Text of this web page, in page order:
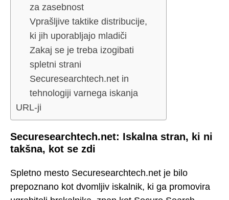
za zasebnost
Vprašljive taktike distribucije,
ki jih uporabljajo mladiči
Zakaj se je treba izogibati
spletni strani
Securesearchtech.net in
tehnologiji varnega iskanja
URL-ji
Securesearchtech.net: Iskalna stran, ki ni
takšna, kot se zdi
Spletno mesto Securesearchtech.net je bilo
prepoznano kot dvomljiv iskalnik, ki ga promovira